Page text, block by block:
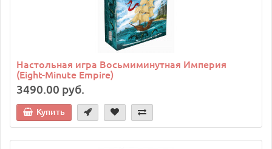
Настольная игра Восьмиминутная Империя
(Eight-Minute Empire)
3490.00 руб.
Купить